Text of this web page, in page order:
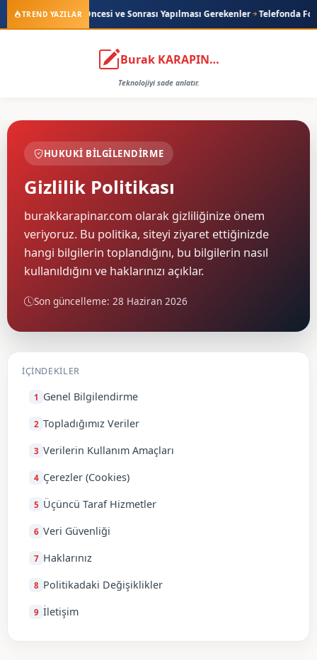
TREND YAZILARÖncesi ve Sonrası Yapılması Gerekenler Telefonda
Burak KARAPINAR
Teknolojiyi sade anlatır.
HUKUKI BILGILENDIRME
Gizlilik Politikası
burakkarapinar.com olarak gizliliğinize önem
veriyoruz. Bu politika, siteyi ziyaret ettiğinizde
hangi bilgilerin toplandığını, bu bilgilerin nasıl
kullanıldığını ve haklarınızı açıklar.
Son güncelleme: 28 Haziran 2026
İÇINDEKILER
Genel Bilgilendirme
Topladığımız Veriler
Verilerin Kullanım Amaçları
Çerezler (Cookies)
Üçüncü Taraf Hizmetler
Veri Güvenliği
Haklarınız
Politikadaki Değişiklikler
İletişim